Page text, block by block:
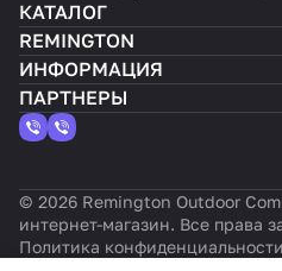
КАТАЛОГ
REMINGTON
ИНФОРМАЦИЯ
ПАРТНЕРЫ
© 2026 Remington Outdoor
интернет-магазин. Все права
Политика конфиденциальности